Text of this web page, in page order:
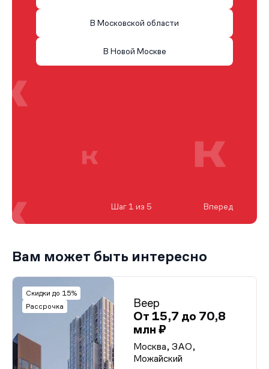
В Московской области
В Новой Москве
Шаг 1 из 5 Вперед
Вам может быть интересно
Скидки до 15%
Рассрочка
Веер
От 15,7 до 70,8
млн ₽
Москва, ЗАО,
Можайский